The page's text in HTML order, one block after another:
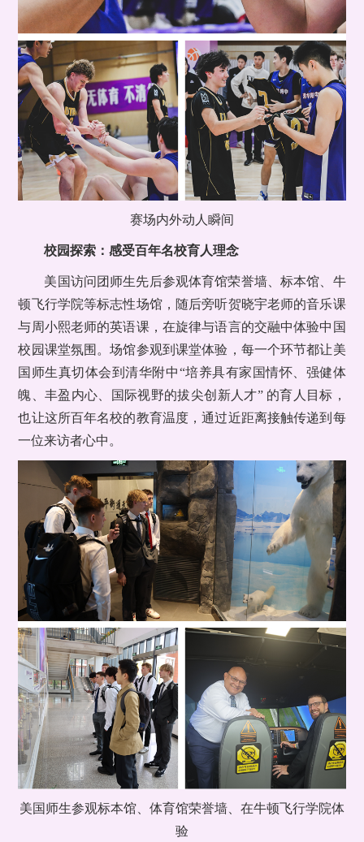
赛场内外动人瞬间
校园探索：感受百年名校育人理念
美国访问团师生先后参观体育馆荣誉墙、标本馆、牛
顿飞行学院等标志性场馆，随后旁听贺晓宇老师的音乐课
与周小熙老师的英语课，在旋律与语言的交融中体验中国
校园课堂氛围。场馆参观到课堂体验，每一个环节都让美
国师生真切体会到清华附中“培养具有家国情怀、强健体
魄、丰盈内心、国际视野的拔尖创新人才” 的育人目标，
也让这所百年名校的教育温度，通过近距离接触传递到每
一位来访者心中。
美国师生参观标本馆、体育馆荣誉墙、在牛顿飞行学院体
验